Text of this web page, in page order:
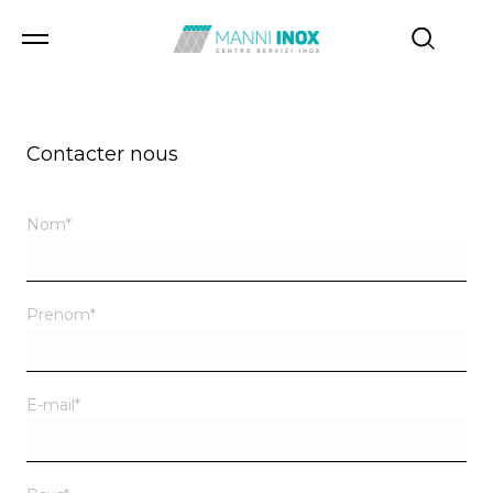
Contacter nous
Contacter nous
Nom*
Prenom*
E-mail*